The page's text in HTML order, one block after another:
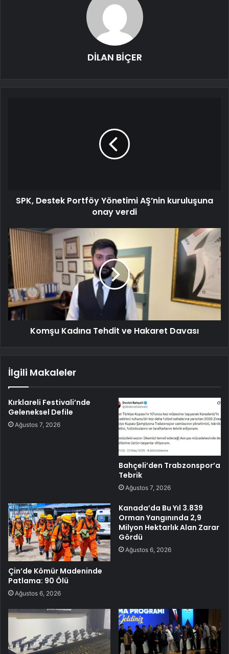
DİLAN BİÇER
SPK, Destek Portföy Yönetimi AŞ’nin kuruluşuna
onay verdi
Komşu Kadına Tehdit ve Hakaret Davası
İlgili Makaleler
Kırklareli Festivali’nde
Geleneksel Defile
Ağustos 7, 2026
Bahçeli’den Trabzonspor’a
Tebrik
Ağustos 7, 2026
Çin’de Kömür Madeninde
Patlama: 90 Ölü
Ağustos 6, 2026
Kanada’da Bu Yıl 3.839
Orman Yangınında 2,9
Milyon Hektarlık Alan Zarar
Gördü
Ağustos 6, 2026